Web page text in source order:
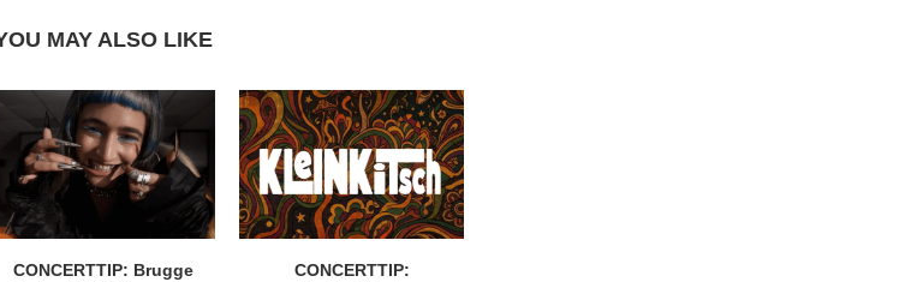
MAY ALSO LIKE
CONCERTTIP: Brugge
CONCERTTIP: